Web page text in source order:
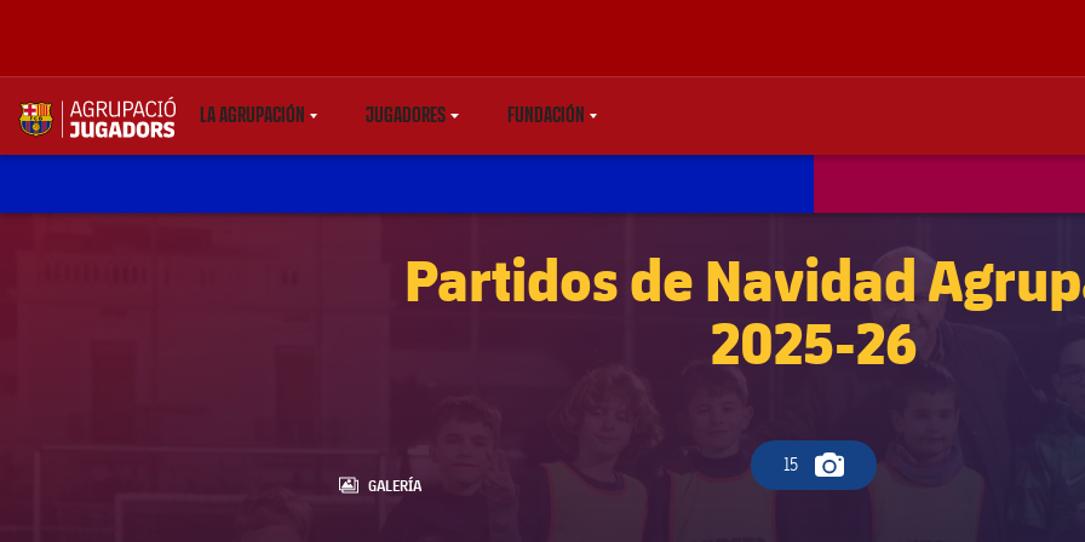
label.aria.abjlogo LA AGRUPACIÓNLABEL.SHARE.CARETDOWN
JUGADORESLABEL.SHARE.CARETDOWN
FUNDACIÓNLABEL.SHARE.CARETDOWN
Partidos de Navidad
2025-26
15
Icono de cámara
LABEL.ARIA.GALLERY
GALERÍA